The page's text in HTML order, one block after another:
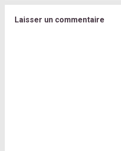
Laisser un commentaire